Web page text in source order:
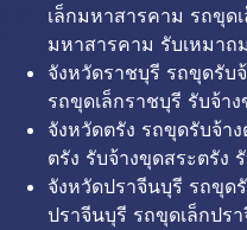
เล็กมหาสารคาม รถขุด
มหาสารคาม รับเหมา
จังหวัดราชบุรี รถขุดรับ
รถขุดเล็กราชบุรี รับจ้า
จังหวัดตรัง รถขุดรับจ้า
ตรัง รับจ้างขุดสระตรัง
จังหวัดปราจีนบุรี รถขุด
ปราจีนบุรี รถขุดเล็กปร